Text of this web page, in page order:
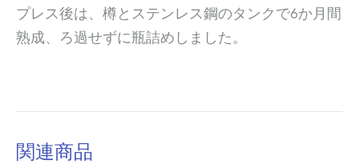
プレス後は、樽とステンレス鋼のタンクで6か月間
熟成、ろ過せずに瓶詰めしました。
関連商品